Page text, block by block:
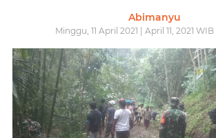
Abimanyu
Minggu, 11 April 2021 | April 11, 2021 WIB |